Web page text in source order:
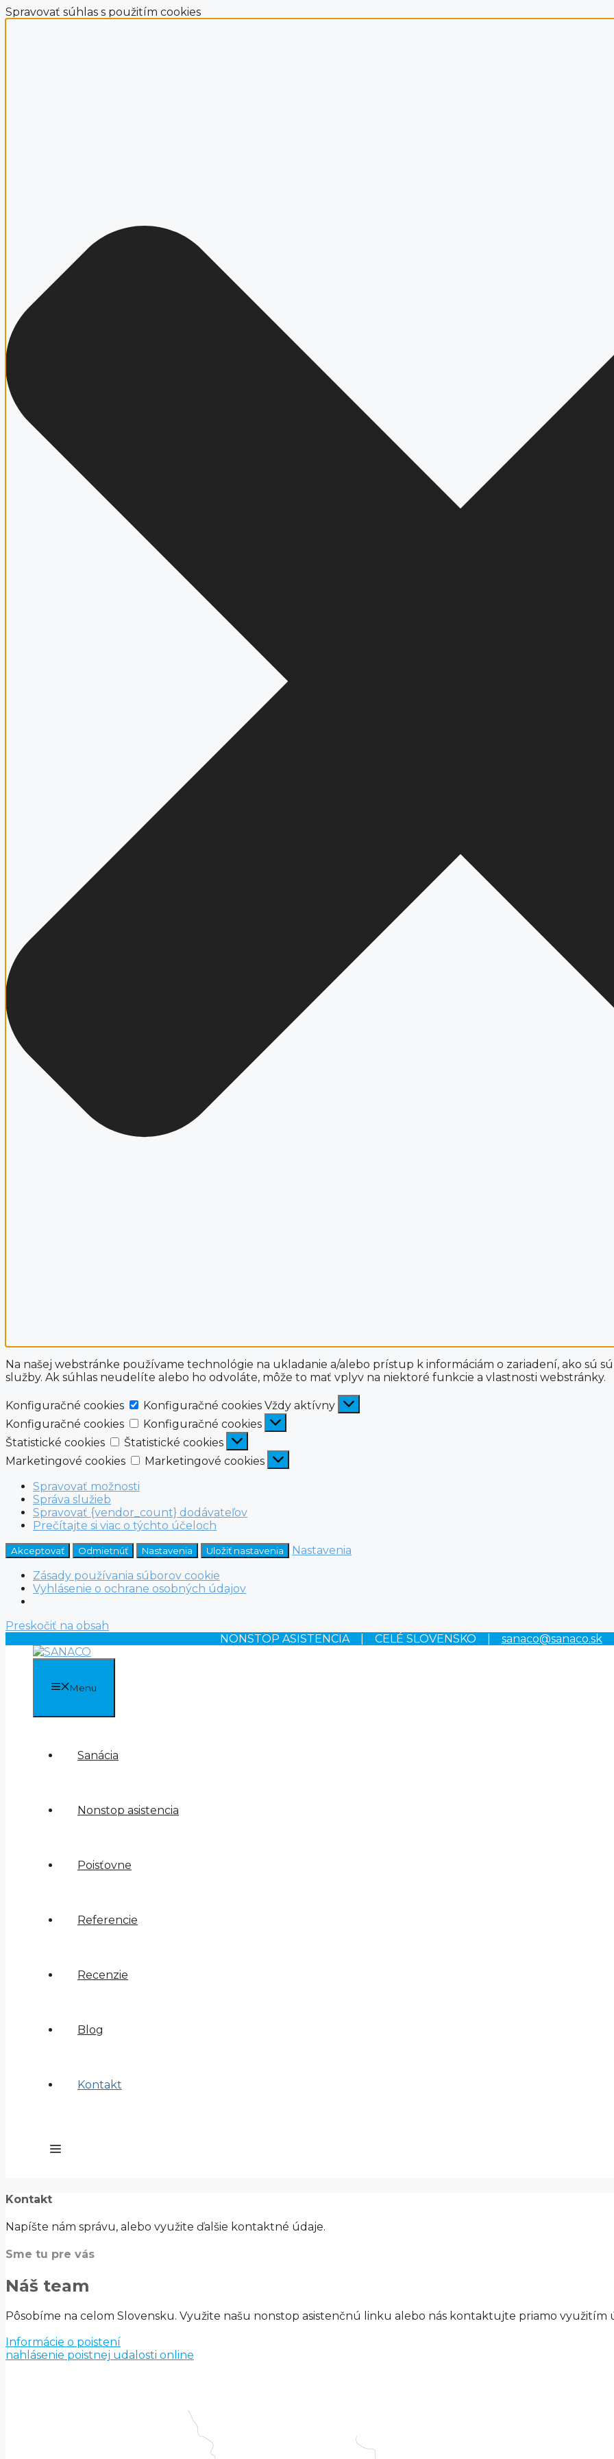
Spravovať súhlas s použitím cookies
Na našej webstránke používame technológie na ukladanie a/alebo prístup k informáciám o zariadení, ako sú
služby. Ak súhlas neudelíte alebo ho odvoláte, môže to mať vplyv na niektoré funkcie a vlastnosti webstránky.
Konfiguračné cookies Konfiguračné cookies Vždy aktívny
Konfiguračné cookies
Konfiguračné cookies
Štatistické cookies
Štatistické cookies
Marketingové cookies
Marketingové cookies
Spravovať možnosti
Správa služieb
Spravovať {vendor_count} dodávateľov
Prečítajte si viac o týchto účeloch
Akceptovať Odmietnúť Nastavenia Uložiť nastavenia
Nastavenia
Zásady používania súborov cookie
Vyhlásenie o ochrane osobných údajov
Preskočiť na obsah
NONSTOP ASISTENCIA | CELÉ SLOVENSKO | sanaco@sanaco.sk
Menu
Sanácia
Nonstop asistencia
Poisťovne
Referencie
Recenzie
Blog
Kontakt
Kontakt
Napíšte nám správu, alebo využite ďalšie kontaktné údaje.
Sme tu pre vás
Náš team
Pôsobíme na celom Slovensku. Využite našu nonstop asistenčnú linku alebo nás kontaktujte priamo využitím
Informácie o poistení
nahlásenie poistnej udalosti online